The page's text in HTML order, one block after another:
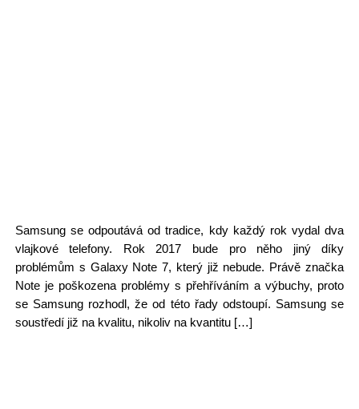
Samsung se odpoutává od tradice, kdy každý rok vydal dva
vlajkové telefony. Rok 2017 bude pro něho jiný díky
problémům s Galaxy Note 7, který již nebude. Právě značka
Note je poškozena problémy s přehříváním a výbuchy, proto
se Samsung rozhodl, že od této řady odstoupí. Samsung se
soustředí již na kvalitu, nikoliv na kvantitu […]